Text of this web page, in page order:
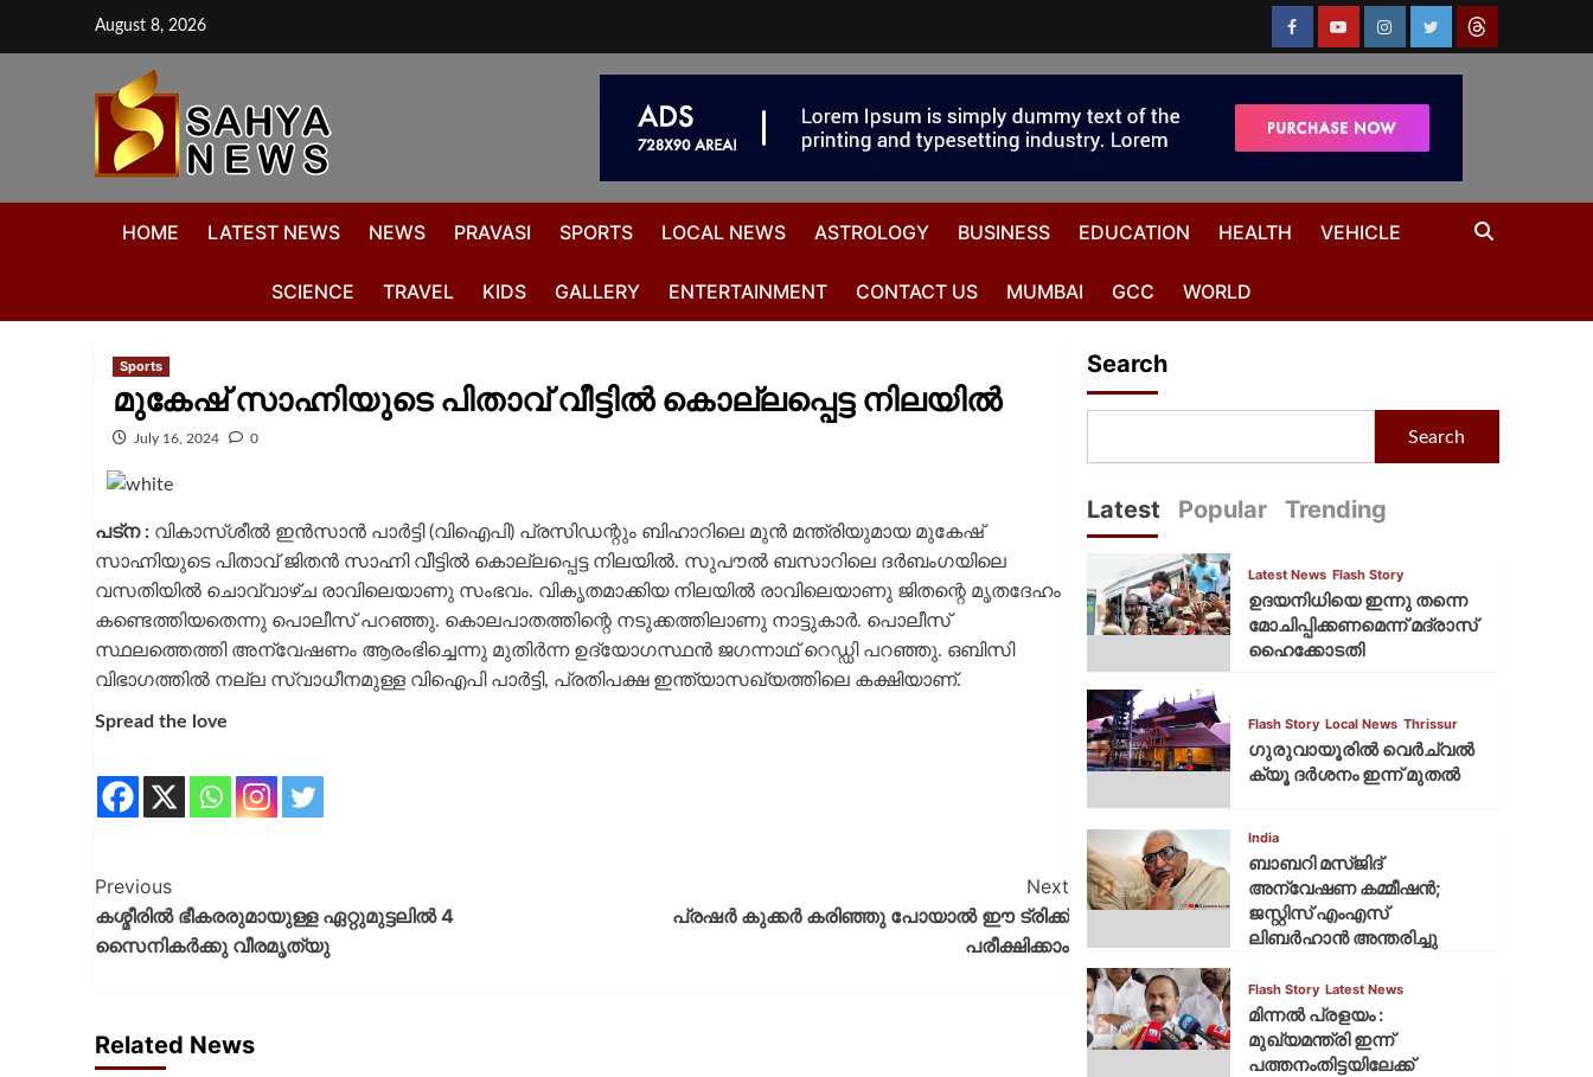
August 8, 2026
HOME LATEST NEWS NEWS PRAVASI SPORTS LOCAL NEWS ASTROLOGY BUSINESS EDUCATION HEALTH VEHICLE
SCIENCE TRAVEL KIDS GALLERY ENTERTAINMENT CONTACT US MUMBAI GCC WORLD
Sports
മുകേഷ് സാഹ്നിയുടെ പിതാവ് വീട്ടിൽ കൊല്ലപ്പെട്ട നിലയിൽ
July 16, 2024 0
പട്ന :വികാസ്‌ശീൽ ഇൻസാൻ പാർട്ടി (വിഐപി) പ്രസിഡന്റും ബിഹാറിലെ മുൻ മന്ത്രിയുമായ മുകേഷ്
സാഹ്നിയുടെ പിതാവ് ജിതൻ സാഹ്നി വീട്ടിൽ കൊല്ലപ്പെട്ട നിലയിൽ. സുപൗൽ ബസാറിലെ ദർബംഗയിലെ
വസതിയിൽ ചൊവ്വാഴ്ച രാവിലെയാണു സംഭവം. വികൃതമാക്കിയ നിലയിൽ രാവിലെയാണു ജിതന്റെ മൃതദേഹം
കണ്ടെത്തിയതെന്നു പൊലീസ് പറഞ്ഞു. കൊലപാതത്തിന്റെ നടുക്കത്തിലാണു നാട്ടുകാർ. പൊലീസ്
സ്ഥലത്തെത്തി അന്വേഷണം ആരംഭിച്ചെന്നു മുതിർന്ന ഉദ്യോഗസ്ഥൻ ജഗന്നാഥ് റെഡ്ഡി പറഞ്ഞു. ഒബിസി
വിഭാഗത്തിൽ നല്ല സ്വാധീനമുള്ള വിഐപി പാർട്ടി, പ്രതിപക്ഷ ഇന്ത്യാസഖ്യത്തിലെ കക്ഷിയാണ്.
Spread the love
Previous
കശ്മീരിൽ ഭീകരരുമായുള്ള ഏറ്റുമുട്ടലിൽ 4
സൈനികർക്കു വീരമൃത്യു
Next
പ്രഷര്‍ കുക്കര്‍ കരിഞ്ഞു പോയാൽ ഈ ട്രിക്ക്
പരീക്ഷിക്കാം
Related News
Search
Search
Latest Popular Trending
Latest News Flash Story
ഉദയനിധിയെ ഇന്നു തന്നെ
മോചിപ്പിക്കണമെന്ന് മദ്രാസ്
ഹൈക്കോടതി
Flash Story Local News Thrissur
ഗുരുവായൂരില്‍ വെര്‍ച്വല്‍
ക്യൂ ദര്‍ശനം ഇന്ന് മുതല്‍
India
ബാബറി മസ്ജിദ്
അന്വേഷണ കമ്മീഷന്‍;
ജസ്റ്റിസ് എംഎസ്
ലിബര്‍ഹാന്‍ അന്തരിച്ചു
Flash Story Latest News
മിന്നല്‍ പ്രളയം :
മുഖ്യമന്ത്രി ഇന്ന്
പത്തനംതിട്ടയിലേക്ക്